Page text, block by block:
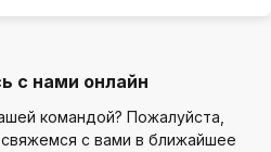
с нами онлайн
командой? Пожалуйста,
с вами в ближайшее